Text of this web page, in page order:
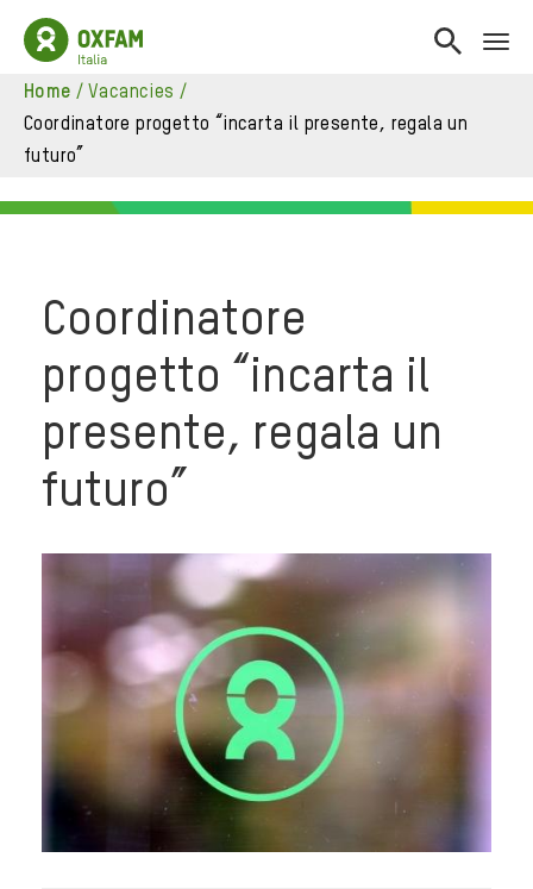
home / vacancies /
coordinatore progetto “incarta il presente, regala un
futuro”
Coordinatore
progetto “incarta il
presente, regala un
futuro”